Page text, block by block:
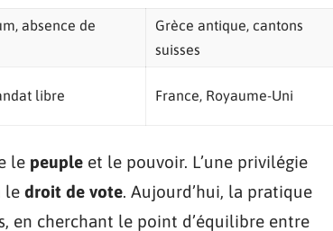
absence de
Grèce antique, cantons
suisses
libre France, Royaume-Uni
le peuple et le pouvoir. L’une privilégie
le droit de vote. Aujourd’hui, la pratique
en cherchant le point d’équilibre entre